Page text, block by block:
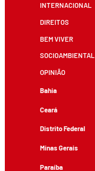
INTERNACIONAL
DIREITOS
BEM VIVER
SOCIOAMBIENTAL
OPINIÃO
Bahia
Ceará
Distrito Federal
Minas Gerais
Paraíba